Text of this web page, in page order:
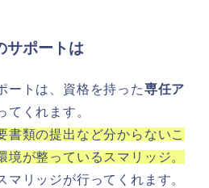
サポートは
ートは、資格を持った専任ア
てくれます。
書類の提出など分からないこ
境が整っているスマリッジ。
マリッジが行ってくれます。